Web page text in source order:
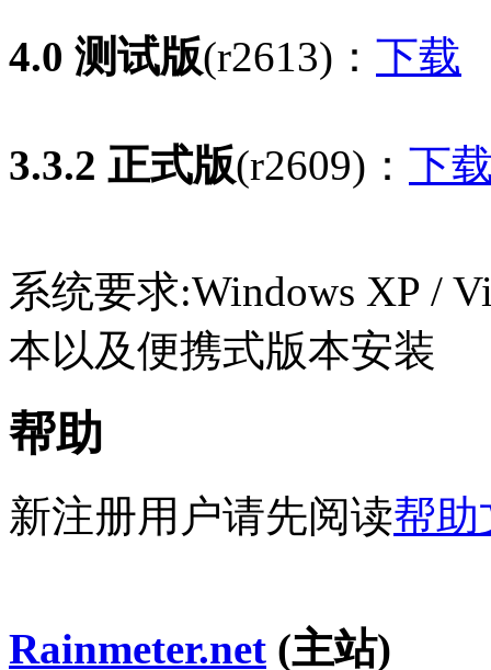
4.0 测试版(r2613)： 下载
3.3.2 正式版(r2609)： 下
系统要求:Windows XP /
本以及便携式版本安装
帮助
新注册用户请先阅读帮助
Rainmeter.net (主站)